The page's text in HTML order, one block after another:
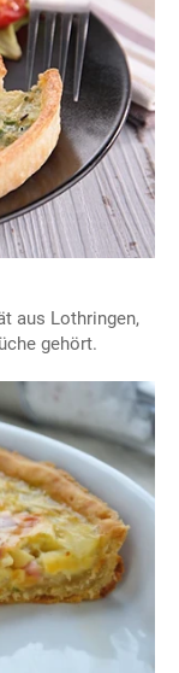
aus Lothringen,
gehört.